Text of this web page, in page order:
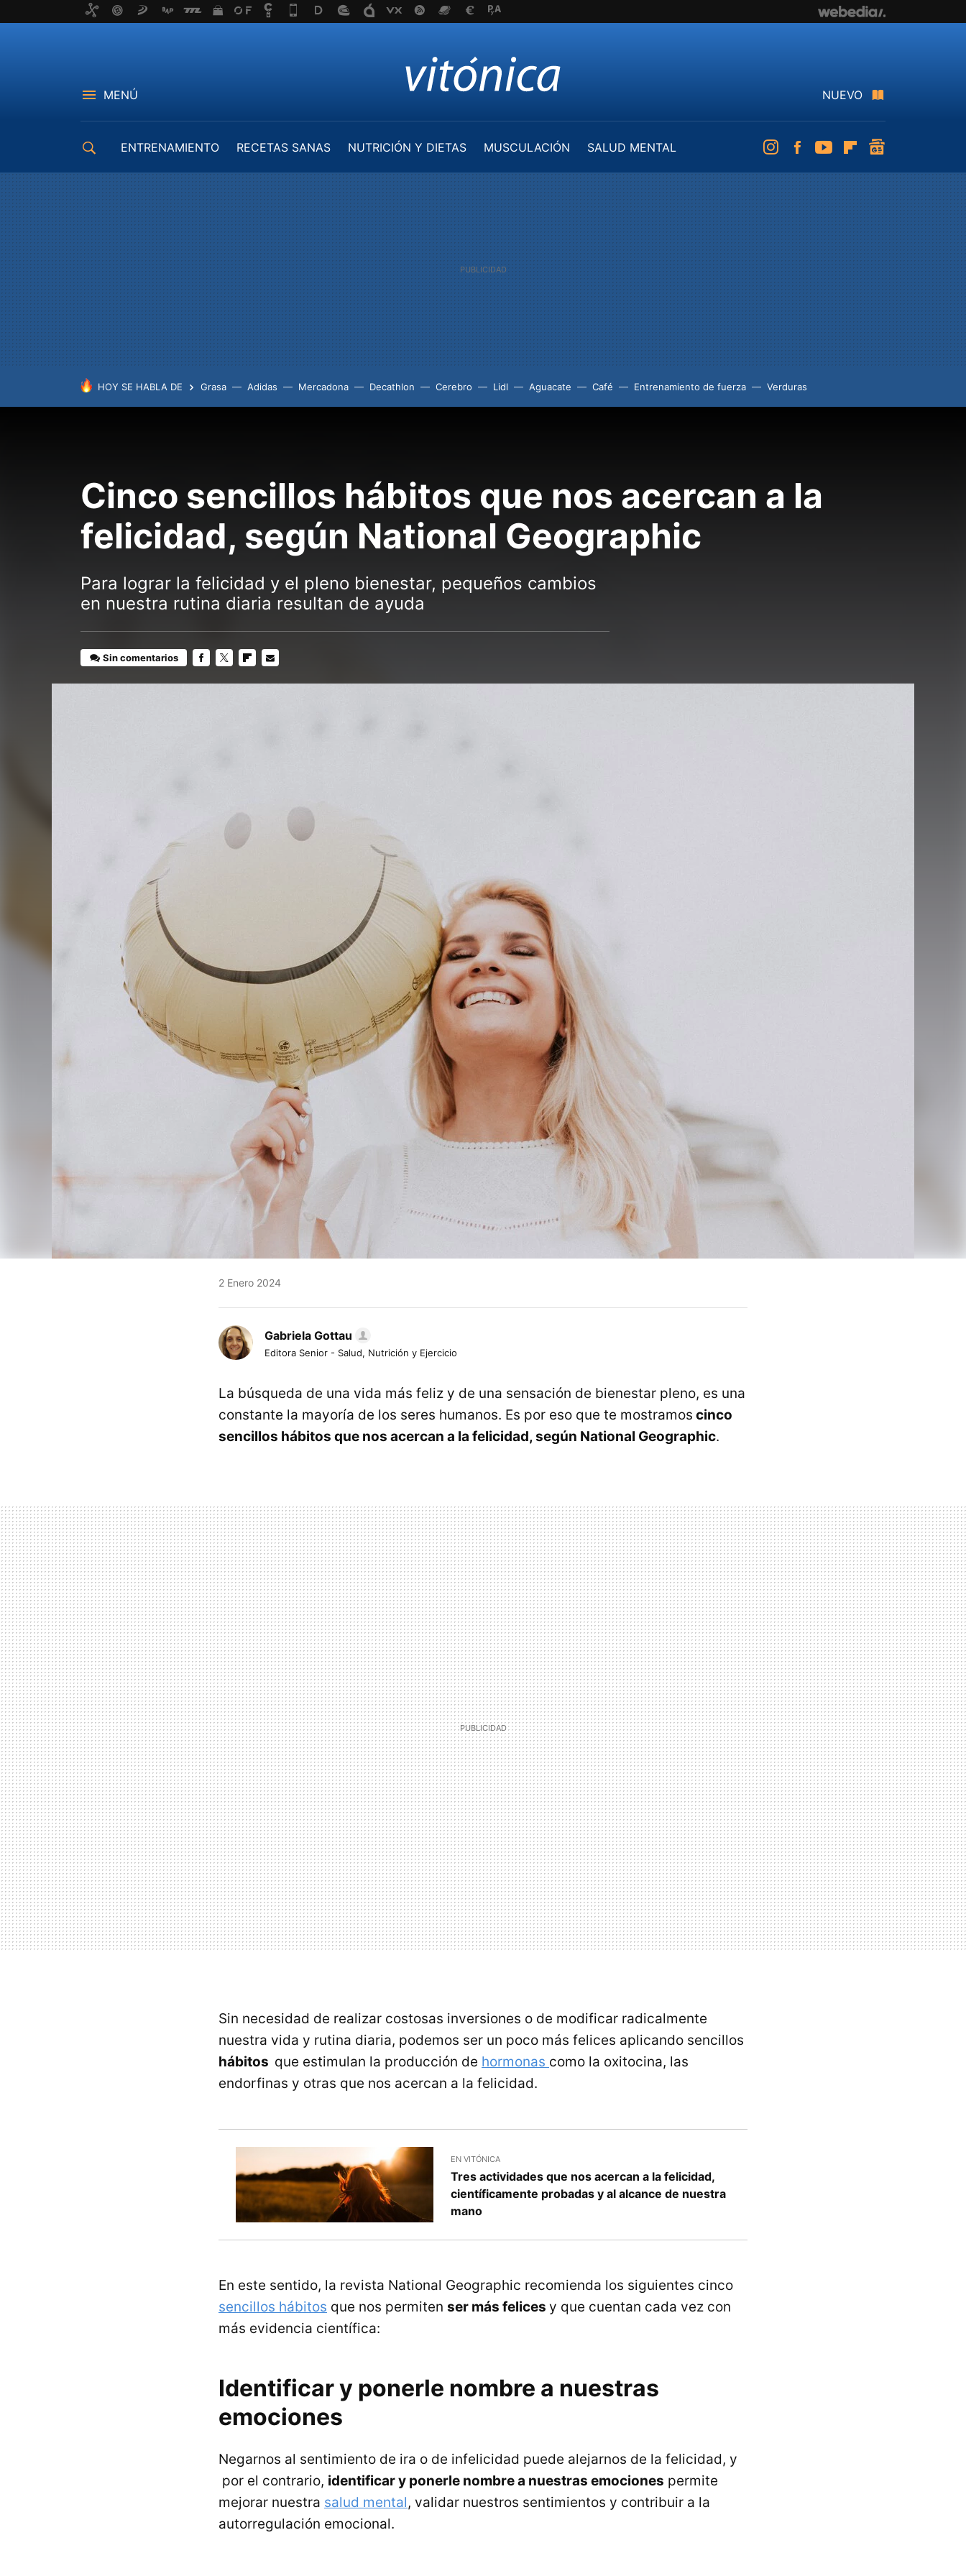
MENÚ NUEVO
ENTRENAMIENTO RECETAS SANAS NUTRICIÓN Y DIETAS MUSCULACIÓN
SALUD MENTAL
InstagramFacebookYoutubeFlipboard
HOY SE HABLA DE Grasa Adidas Mercadona Decathlon Cerebro Lidl Aguacate Café Entrenamiento de fuerza Verduras
Cinco sencillos hábitos que nos acercan a la
felicidad, según National Geographic
Para lograr la felicidad y el pleno bienestar, pequeños cambios
en nuestra rutina diaria resultan de ayuda
Sin comentarios
2 Enero 2024
Gabriela Gottau
Editora Senior - Salud, Nutrición y Ejercicio
La búsqueda de una vida más feliz y de una sensación de bienestar pleno, es una
constante la mayoría de los seres humanos. Es por eso que te mostramos cinco
sencillos hábitos que nos acercan a la felicidad, según National Geographic.
Sin necesidad de realizar costosas inversiones o de modificar radicalmente
nuestra vida y rutina diaria, podemos ser un poco más felices aplicando sencillos
hábitos que estimulan la producción de hormonas como la oxitocina, las
endorfinas y otras que nos acercan a la felicidad.
EN VITÓNICA
Tres actividades que nos acercan a la felicidad,
científicamente probadas y al alcance de nuestra
mano
En este sentido, la revista National Geographic recomienda los siguientes cinco
sencillos hábitos que nos permiten ser más felices y que cuentan cada vez con
más evidencia científica:
Identificar y ponerle nombre a nuestras
emociones
Negarnos al sentimiento de ira o de infelicidad puede alejarnos de la felicidad, y
por el contrario, identificar y ponerle nombre a nuestras emociones permite
mejorar nuestra salud mental, validar nuestros sentimientos y contribuir a la
autorregulación emocional.